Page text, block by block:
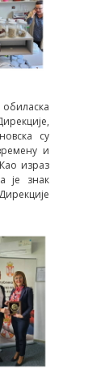
су
и
израз
је знак